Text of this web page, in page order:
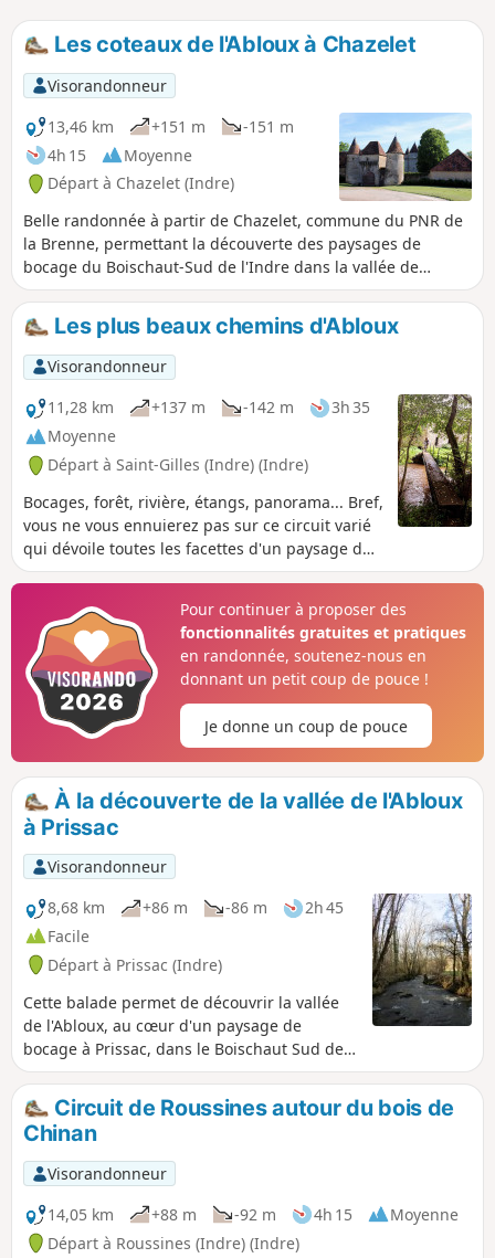
Les coteaux de l'Abloux à Chazelet
Visorandonneur
13,46 km
+151 m
-151 m
4h 15
Moyenne
Départ à Chazelet (Indre)
Belle randonnée à partir de Chazelet, commune du PNR de
la Brenne, permettant la découverte des paysages de
bocage du Boischaut-Sud de l'Indre dans la vallée de
l'Abloux, sur de petites routes, chemins et sentes variés.
Les plus beaux chemins d'Abloux
Visorandonneur
11,28 km
+137 m -142 m
3h 35
Moyenne
Départ à Saint-Gilles (Indre) (Indre)
Bocages, forêt, rivière, étangs, panorama... Bref,
vous ne vous ennuierez pas sur ce circuit varié
qui dévoile toutes les facettes d'un paysage du
Boischaut Sud bien préservé. Vous vous ferez
chaleur vous pourrez profiter d'un très joli lieu
pour se baigner dans la rivière à Abloux même.
Pour continuer à proposer des
fonctionnalités gratuites et pratiques
en randonnée, soutenez-nous en
donnant un petit coup de pouce !
Je donne un coup de pouce
À la découverte de la vallée de l'Abloux
à Prissac
Visorandonneur
8,68 km
+86 m -86 m
2h 45
Facile
Départ à Prissac (Indre)
Cette balade permet de découvrir la vallée
de l'Abloux, au cœur d'un paysage de
bocage à Prissac, dans le Boischaut Sud de
l'Indre. Les haies entourent les parcelles
telles une mosaïque de verdure et les
hauteurs sont cultivées ou laissées en
pâture.
Circuit de Roussines autour du bois de
Chinan
Visorandonneur
14,05 km
+88 m -92 m 4h 15
Moyenne
Départ à Roussines (Indre) (Indre)